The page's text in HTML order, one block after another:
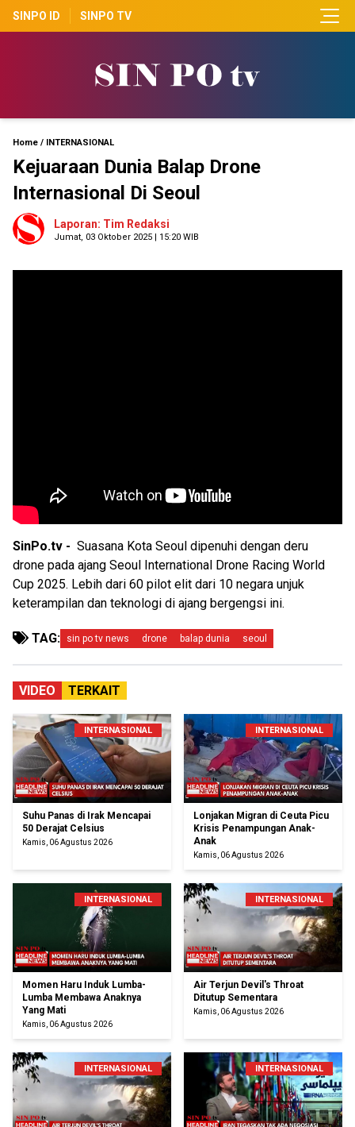
SINPO ID SINPO TV
Home / INTERNASIONAL
Kejuaraan Dunia Balap Drone
Internasional Di Seoul
Laporan: Tim Redaksi
Jumat, 03 Oktober 2025 | 15:20 WIB
SinPo.tv - Suasana Kota Seoul dipenuhi dengan deru
drone pada ajang Seoul International Drone Racing World
Cup 2025. Lebih dari 60 pilot elit dari 10 negara unjuk
keterampilan dan teknologi di ajang bergengsi ini.
TAG: sin po tv news drone balap dunia seoul
VIDEO TERKAIT
INTERNASIONAL
Suhu Panas di Irak Mencapai
50 Derajat Celsius
Kamis, 06 Agustus 2026
INTERNASIONAL
Lonjakan Migran di Ceuta Picu
Krisis Penampungan Anak-
Anak
Kamis, 06 Agustus 2026
INTERNASIONAL
Momen Haru Induk Lumba-
Lumba Membawa Anaknya
Yang Mati
Kamis, 06 Agustus 2026
INTERNASIONAL
Air Terjun Devil's Throat
Ditutup Sementara
Kamis, 06 Agustus 2026
INTERNASIONAL INTERNASIONAL